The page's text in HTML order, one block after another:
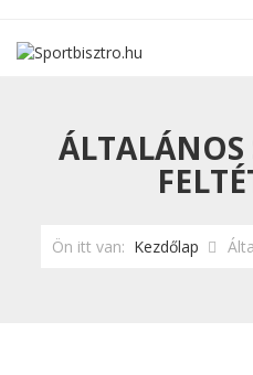
ÁLTALÁNOS
Ön itt van: Kezdőlap